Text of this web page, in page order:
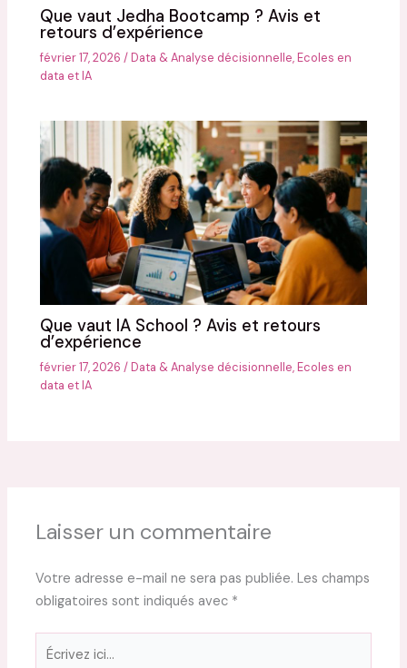
Que vaut Jedha Bootcamp ? Avis et
retours d’expérience
février 17, 2026/Data & Analyse décisionnelle,Ecoles en
data et IA
Que vaut IA School ? Avis et retours
d’expérience
février 17, 2026/Data & Analyse décisionnelle,Ecoles en
data et IA
Laisser un commentaire
Votre adresse e-mail ne sera pas publiée. Les champs
obligatoires sont indiqués avec *
Écrivez